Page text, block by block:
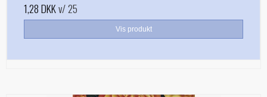
1,28 DKKv/ 25
Vis produkt